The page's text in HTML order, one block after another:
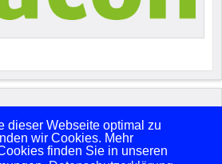
dieser Webseite optimal zu
wir Cookies. Mehr
finden Sie in unseren
von 1861 e.V. Alle Rechte vorbehalten.